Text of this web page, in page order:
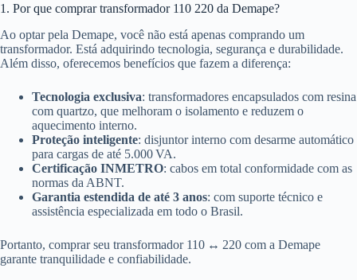
1. Por que comprar transformador 110 220 da Demape?
Ao optar pela Demape, você não está apenas comprando um
transformador. Está adquirindo tecnologia, segurança e durabilidade.
Além disso, oferecemos benefícios que fazem a diferença:
Tecnologia exclusiva: transformadores encapsulados com resina
com quartzo, que melhoram o isolamento e reduzem o
aquecimento interno.
Proteção inteligente: disjuntor interno com desarme automático
para cargas de até 5.000 VA.
Certificação INMETRO: cabos em total conformidade com as
normas da ABNT.
Garantia estendida de até 3 anos: com suporte técnico e
assistência especializada em todo o Brasil.
Portanto, comprar seu transformador 110 ↔ 220 com a Demape
garante tranquilidade e confiabilidade.